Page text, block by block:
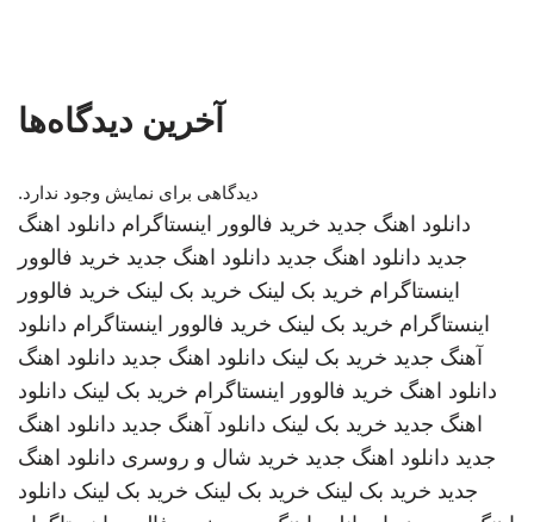
آخرین دیدگاه‌ها
دیدگاهی برای نمایش وجود ندارد.
دانلود اهنگ جدید خرید فالوور اینستاگرام دانلود اهنگ
جدید دانلود اهنگ جدید دانلود اهنگ جدید خرید فالوور
اینستاگرام خرید بک لینک خرید بک لینک خرید فالوور
اینستاگرام خرید بک لینک خرید فالوور اینستاگرام دانلود
آهنگ جدید خرید بک لینک دانلود اهنگ جدید دانلود اهنگ
دانلود اهنگ خرید فالوور اینستاگرام خرید بک لینک دانلود
اهنگ جدید خرید بک لینک دانلود آهنگ جدید دانلود اهنگ
جدید دانلود اهنگ جدید خرید شال و روسری دانلود اهنگ
جدید خرید بک لینک خرید بک لینک خرید بک لینک دانلود